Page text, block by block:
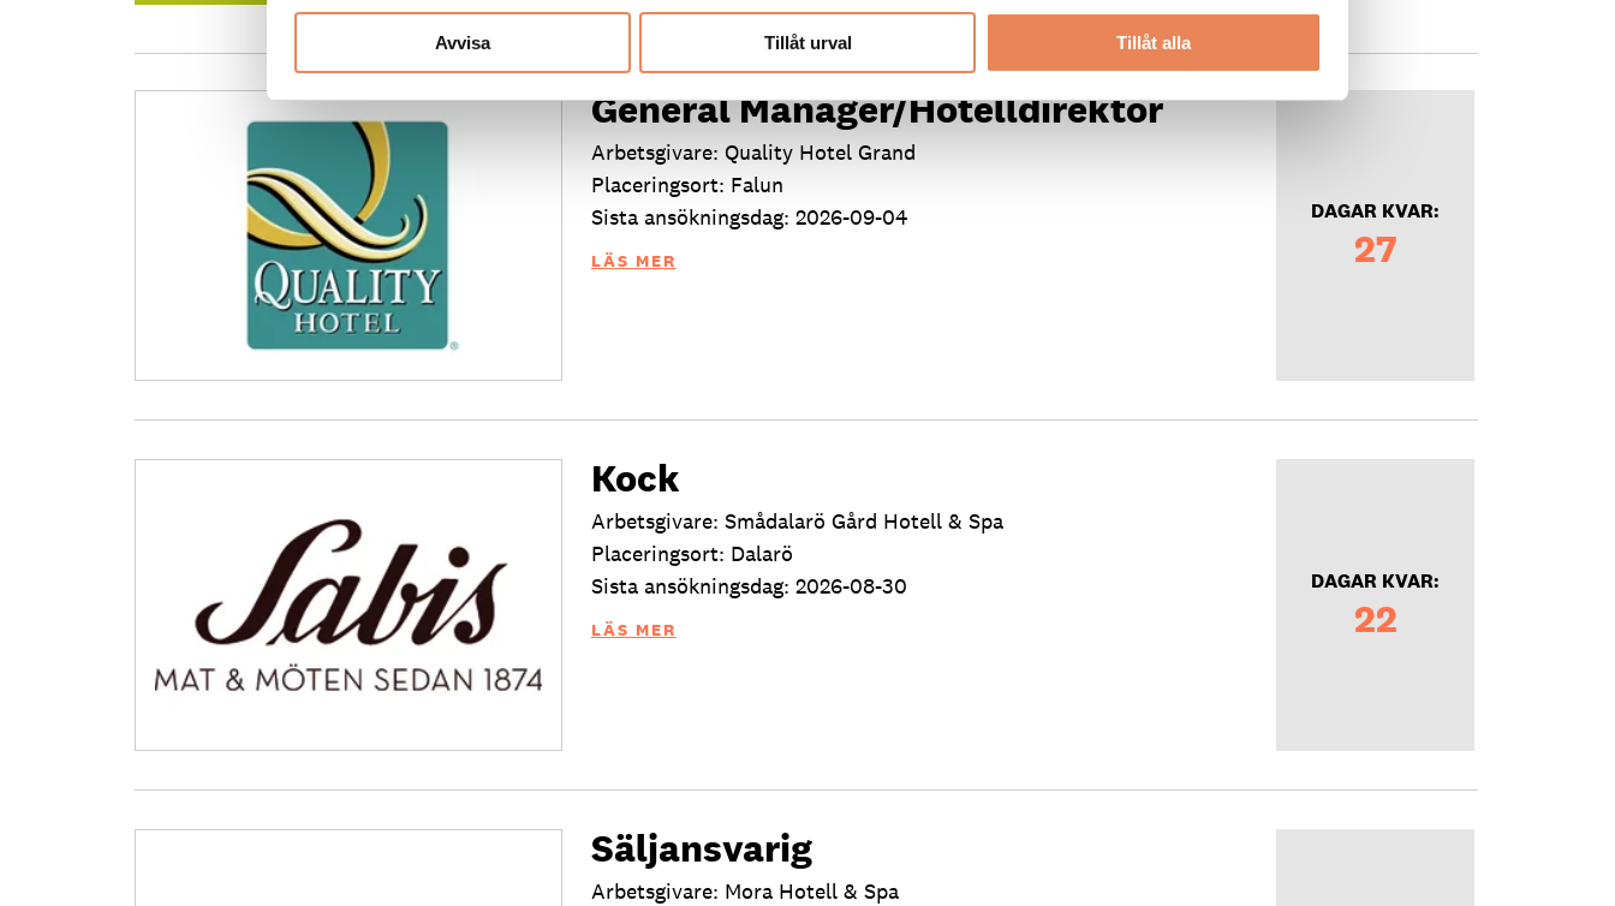
Avvisa Tillåt urval Tillåt alla
FLER LEDIGA JOBB
General Manager/Hotelldirektör
Arbetsgivare: Quality Hotel Grand
Placeringsort: Falun
Sista ansökningsdag: 2026-09-04
LÄS MER
DAGAR KVAR:
27
Kock
Arbetsgivare: Smådalarö Gård Hotell & Spa
Placeringsort: Dalarö
Sista ansökningsdag: 2026-08-30
LÄS MER
DAGAR KVAR:
22
Säljansvarig
Arbetsgivare: Mora Hotell & Spa